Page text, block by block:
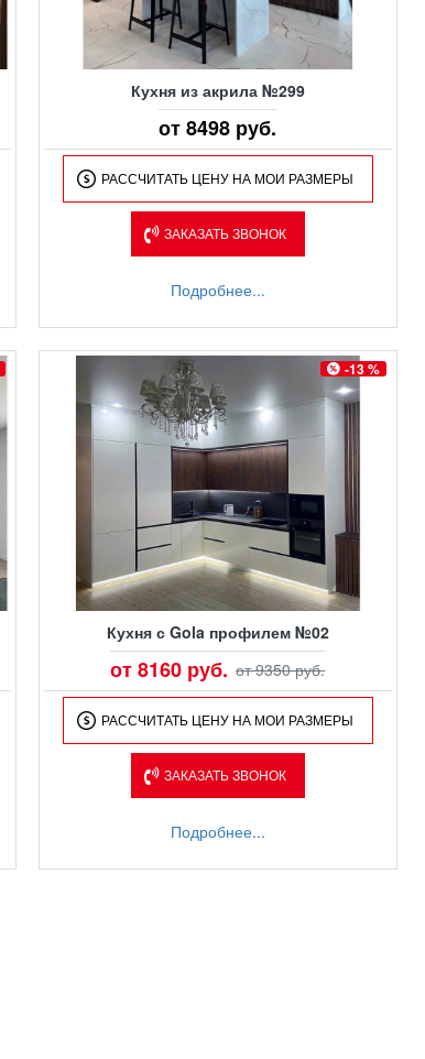
Кухня из акрила №299
от 8498 руб.
РАССЧИТАТЬ ЦЕНУ НА МОИ РАЗМЕРЫ
ЗАКАЗАТЬ ЗВОНОК
Подробнее...
-13 %
Кухня с Gola профилем №02
от 8160 руб. от 9350 руб.
РАССЧИТАТЬ ЦЕНУ НА МОИ РАЗМЕРЫ
ЗАКАЗАТЬ ЗВОНОК
Подробнее...